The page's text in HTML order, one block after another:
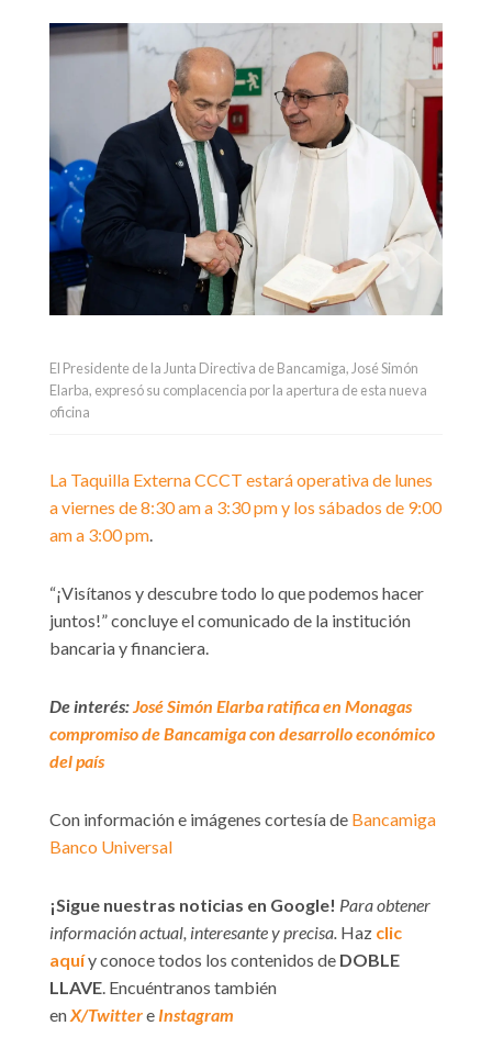
El Presidente de la Junta Directiva de Bancamiga, José Simón
Elarba, expresó su complacencia por la apertura de esta nueva
oficina
La Taquilla Externa CCCT estará operativa de lunes
a viernes de 8:30 am a 3:30 pm y los sábados de 9:00
am a 3:00 pm.
“¡Visítanos y descubre todo lo que podemos hacer
juntos!” concluye el comunicado de la institución
bancaria y financiera.
De interés:José Simón Elarba ratifica en Monagas
compromiso de Bancamiga con desarrollo económico
del país
Con información e imágenes cortesía de Bancamiga
Banco Universal
¡Sigue nuestras noticias en Google! Para obtener
información actual, interesante y precisa. Haz clic
aquíy conoce todos los contenidos de DOBLE
LLAVE. Encuéntranos también
enX/Twittere Instagram